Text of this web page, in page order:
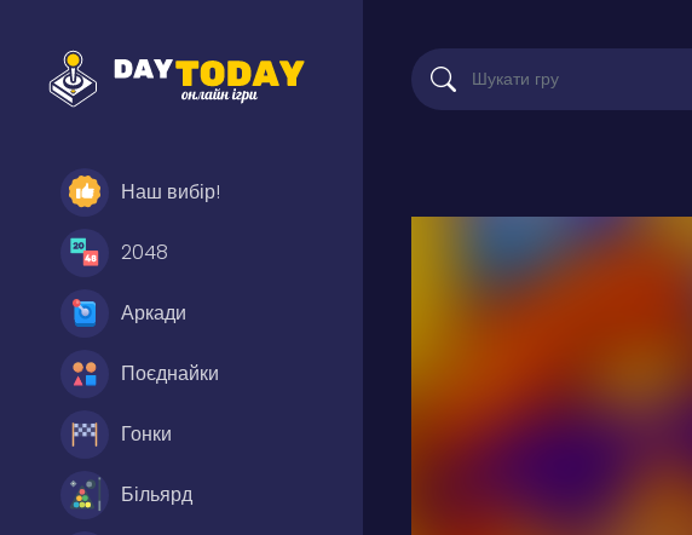
Наш вибір!
2048
Аркади
Поєднайки
Гонки
Більярд